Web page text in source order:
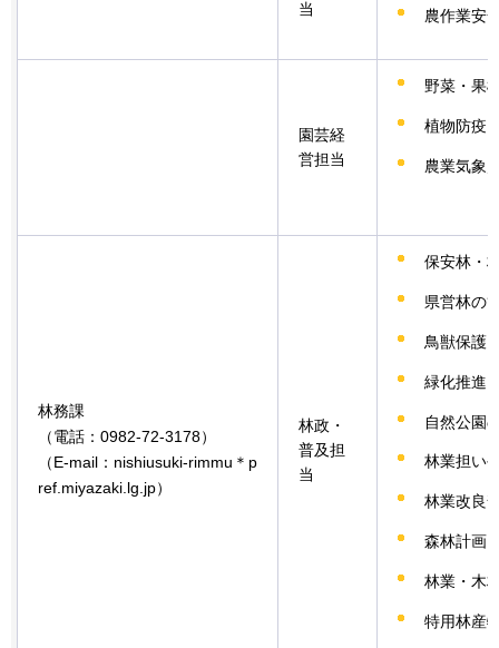
当 農作業安
園芸経
営担当
野菜・果
植物防疫
農業気象
林務課
（電話：0982-72-3178）
（E-mail：nishiusuki-rimmu＊p
ref.miyazaki.lg.jp）
林政・
普及担
当
保安林・
県営林の
鳥獣保護
緑化推進
自然公園
林業担い
林業改良
森林計画
林業・木
特用林産